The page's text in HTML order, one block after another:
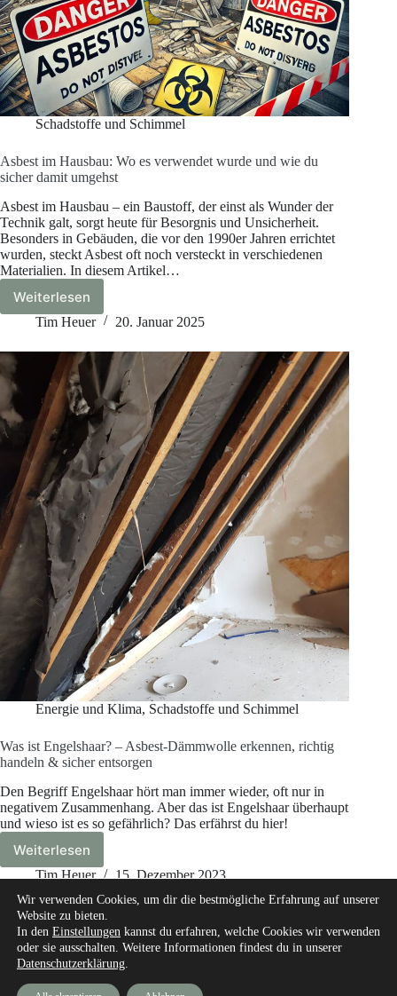
Schadstoffe und Schimmel
Asbest im Hausbau: Wo es verwendet wurde und wie du
sicher damit umgehst
Asbest im Hausbau – ein Baustoff, der einst als Wunder der
Technik galt, sorgt heute für Besorgnis und Unsicherheit.
Besonders in Gebäuden, die vor den 1990er Jahren errichtet
wurden, steckt Asbest oft noch versteckt in verschiedenen
Materialien. In diesem Artikel…
Weiterlesen
Asbest
im
Wo
es
verwendet
wurde
und
wie
du
sicher
damit
umgehst
Tim Heuer 20. Januar 2025
Energie und Klima, Schadstoffe und Schimmel
Was ist Engelshaar? – Asbest-Dämmwolle erkennen, richtig
handeln & sicher entsorgen
Den Begriff Engelshaar hört man immer wieder, oft nur in
negativem Zusammenhang. Aber das ist Engelshaar überhaupt
und wieso ist es so gefährlich? Das erfährst du hier!
Weiterlesen
Was
ist
–
Asbest-
Dämmwolle
erkennen,
richtig
handeln
Tim Heuer 15. Dezember 2023
Start Über mich
Experte werden
unsere Messgeräte und Werkzeuge
Wir verwenden Cookies, um dir die bestmögliche Erfahrung auf unserer
Website zu bieten.
In den Einstellungen kannst du erfahren, welche Cookies wir verwenden
oder sie ausschalten. Weitere Informationen findest du in unserer
Datenschutzerklärung.